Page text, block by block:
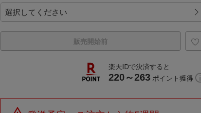
販売開始前
楽天IDで決済すると
220～263 ポイント獲得